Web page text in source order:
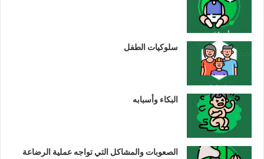
سلوكيات الطفل
البكاء وأسبابه
الصعوبات والمشاكل التي تواجه عملية الرضاعة